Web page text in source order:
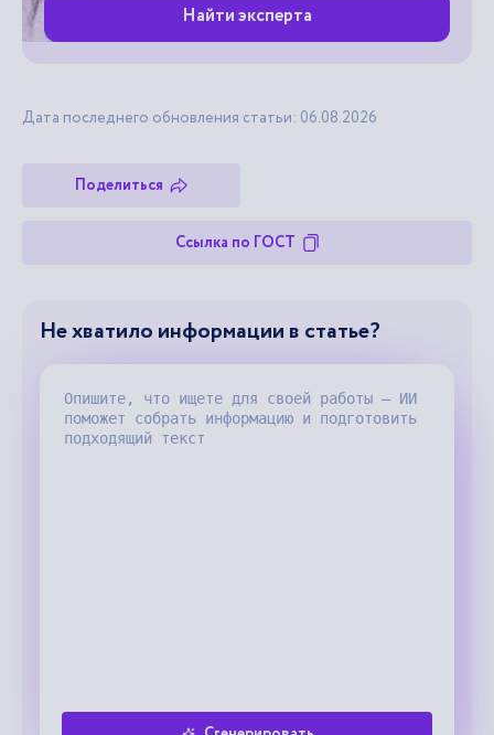
Найти эксперта
Дата последнего обновления статьи: 06.08.2026
Поделиться
Ссылка по ГОСТ
Не хватило информации в статье?